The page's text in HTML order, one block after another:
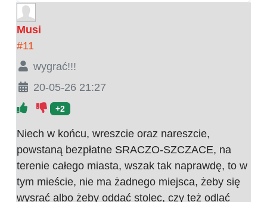
Musi
#11
wygrać!!!
20-05-26 21:27
+2
Niech w końcu, wreszcie oraz nareszcie,
powstaną bezpłatne SRACZO-SZCZACE, na
terenie całego miasta, wszak tak naprawdę, to w
tym mieście, nie ma żadnego miejsca, żeby się
wysrać albo żeby oddać stolec, czy też odlać